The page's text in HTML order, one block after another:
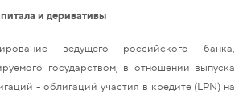
и деривативы
ведущего российского банка,
государством, в отношении выпуска
- облигаций участия в кредите (LPN) на